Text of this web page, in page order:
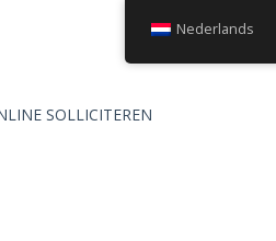
SOLLICITEREN
Nederlands